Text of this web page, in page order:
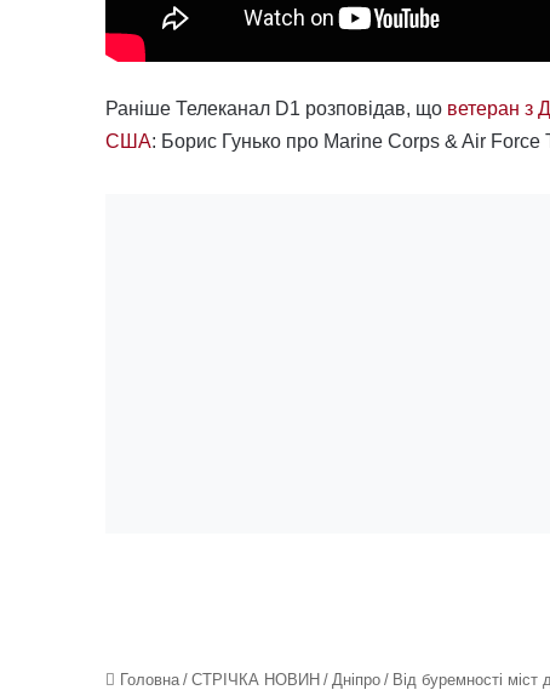
Раніше Телеканал D1 розповідав, що ветеран з
США: Борис Гунько про Marine Corps & Air Force